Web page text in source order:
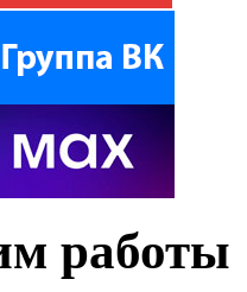
работы